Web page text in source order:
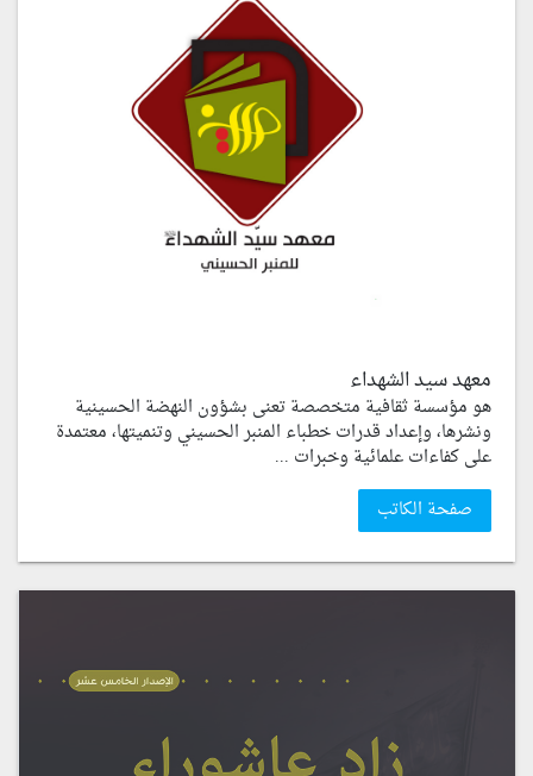
معهد سيد الشهداء
هو مؤسسة ثقافية متخصصة تعنى بشؤون النهضة الحسينية
ونشرها، وإعداد قدرات خطباء المنبر الحسيني وتنميتها، معتمدة
على كفاءات علمائية وخبرات ...
صفحة الكاتب